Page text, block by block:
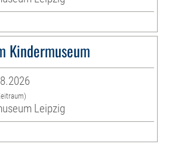
Kindermuseum
Leipzig